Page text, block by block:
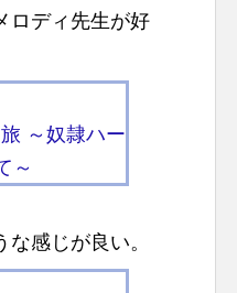
ロディ先生が好
～奴隷ハー
～
感じが良い。